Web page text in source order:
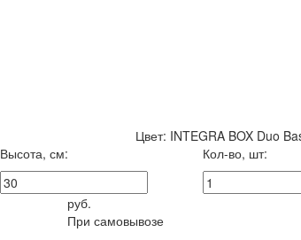
Цвет: INTEGRA BOX Duo
Высота, см: Кол-во, шт:
руб.
При самовывозе